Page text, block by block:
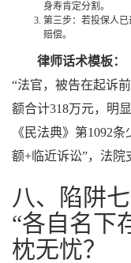
身寿肯定分割。
第三步：若投保人
赔偿。
律师话术模板：
“法官，被告在起诉
额合计318万元，明
《民法典》第1092
额+临近诉讼”，法院
八、陷阱
“各自名下
枕无忧？